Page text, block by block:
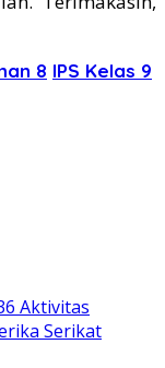
8 IPS Kelas 9